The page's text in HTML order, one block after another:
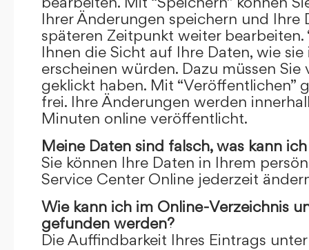
Ihrer Änderungen speichern und Ihre
späteren Zeitpunkt weiter bearbeiten.
Ihnen die Sicht auf Ihre Daten, wie
erscheinen würden. Dazu müssen Sie
geklickt haben. Mit “Veröffentlichen”
frei. Ihre Änderungen werden
Minuten online veröffentlicht.
Meine Daten sind falsch, was kann
Sie können Ihre Daten in Ihrem
Service Center Online jederzeit
Wie kann ich im Online-Verzeichnis
gefunden werden?
Die Auffindbarkeit Ihres Eintrags